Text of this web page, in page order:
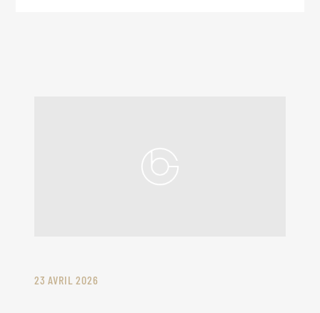
23 AVRIL 2026